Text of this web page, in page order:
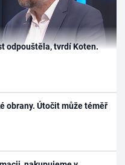
odpouštěla, tvrdí Koten.
obrany. Útočit může téměř